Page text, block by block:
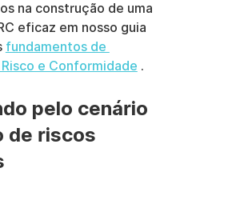
na construção de uma
eficaz em nosso guia
fundamentos de
e Conformidade .
pelo cenário
de riscos